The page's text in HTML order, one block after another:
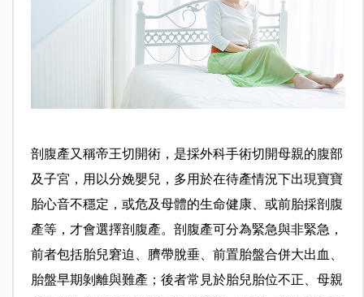
剖腹產又稱帝王切開術，是採外科手術切開母親的腹部
及子宮，用以分娩嬰兒，多用於在待產情況下出現寶寶
胎心音不穩定，或危及母體的生命健康、或前胎採剖腹
產等，才會選擇剖腹產。剖腹產可分為緊急與非緊急，
前者包括胎兒窘迫、臍帶脫垂、前置胎盤合併大出血、
胎盤早期剝離與難產；後者常見於胎兒胎位不正、母親